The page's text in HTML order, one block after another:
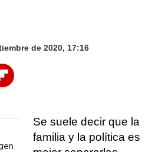
de 2020, 17:16
Flipboard
Se suele decir que la
familia y la política es